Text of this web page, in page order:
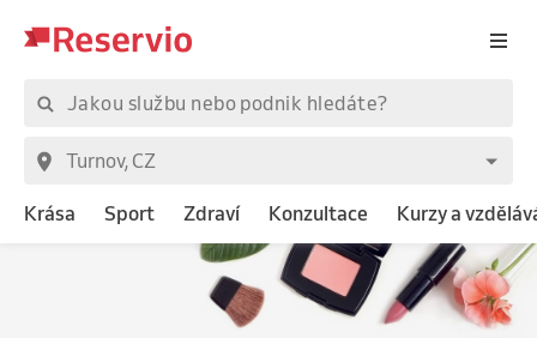
Krása Sport Zdraví Konzultace Kurzy a